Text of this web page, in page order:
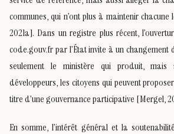
communes, qui n’ont plus à maintenir
2021a]. Dans un registre plus récent,
code.gouv.fr par l’État invite à un changement
seulement le ministère qui produit, mais
développeurs, les citoyens qui peuvent
titre d’une gouvernance participative [Mergel,
En somme, l’intérêt général et la